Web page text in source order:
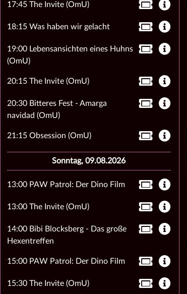
17:45 The Invite (OmU)
18:15 Was haben wir gelacht
19:00 Lebensansichten eines Huhns
(OmU)
20:15 The Invite (OmU)
20:30 Bitteres Fest - Amarga
navidad (OmU)
21:15 Obsession (OmU)
Sonntag, 09.08.2026
13:00 PAW Patrol: Der Dino Film
13:00 The Invite (OmU)
14:00 Bibi Blocksberg - Das große
Hexentreffen
15:00 PAW Patrol: Der Dino Film
15:30 The Invite (OmU)